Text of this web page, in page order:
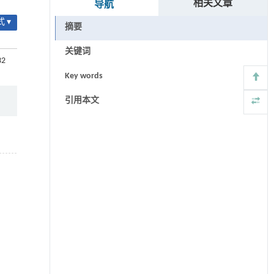
▾
导航 相关文章
摘要
关键词
Key words
引用本文